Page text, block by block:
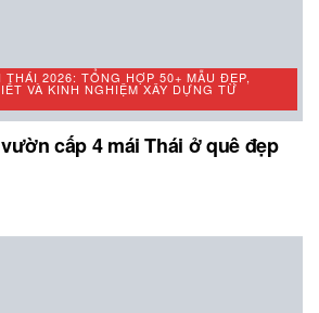
2026: TỔNG HỢP 50+ MẪU ĐẸP,
VÀ KINH NGHIỆM XÂY DỰNG TỪ
cấp 4 mái Thái ở quê đẹp